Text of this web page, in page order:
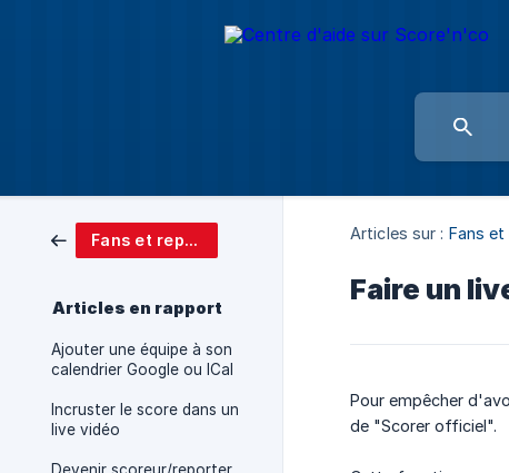
Fans et reporters
Articles en rapport
Ajouter une équipe à son
calendrier Google ou ICal
Incruster le score dans un
live vidéo
Articles sur : Fans
Faire un
Pour empêcher
de "Scorer officiel".